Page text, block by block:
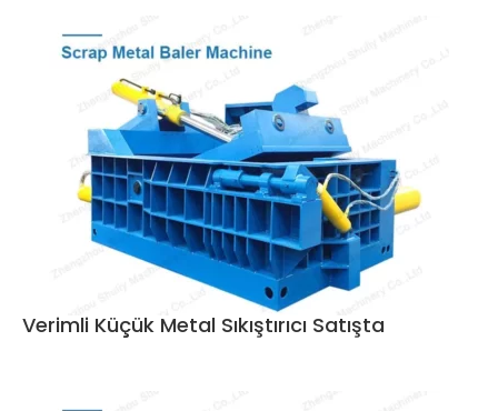
Verimli Küçük Metal Sıkıştırıcı Satışta